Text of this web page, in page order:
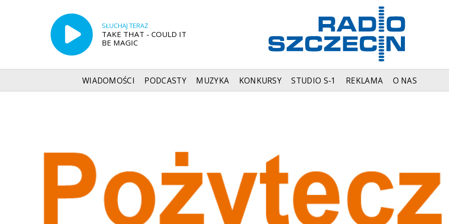
SŁUCHAJ TERAZ
TAKE THAT - COULD IT
BE MAGIC
WIADOMOŚCI PODCASTY MUZYKA KONKURSY STUDIO S-1 REKLAMA O NAS